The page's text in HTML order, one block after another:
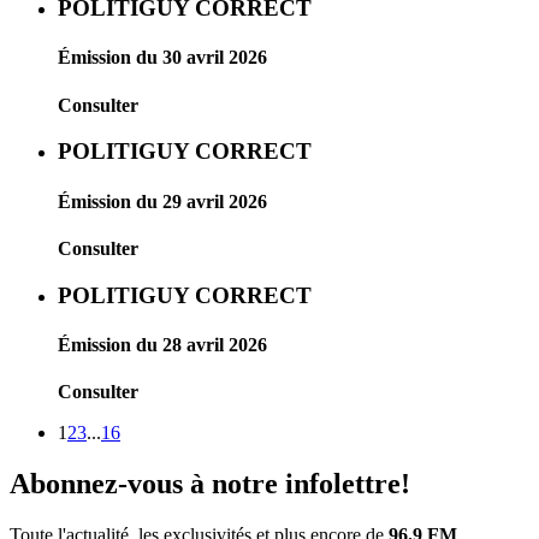
POLITIGUY CORRECT
Émission du 30 avril 2026
Consulter
POLITIGUY CORRECT
Émission du 29 avril 2026
Consulter
POLITIGUY CORRECT
Émission du 28 avril 2026
Consulter
1 23...16
Abonnez-vous à notre infolettre!
Toute l'actualité, les exclusivités et plus encore de 96.9 FM